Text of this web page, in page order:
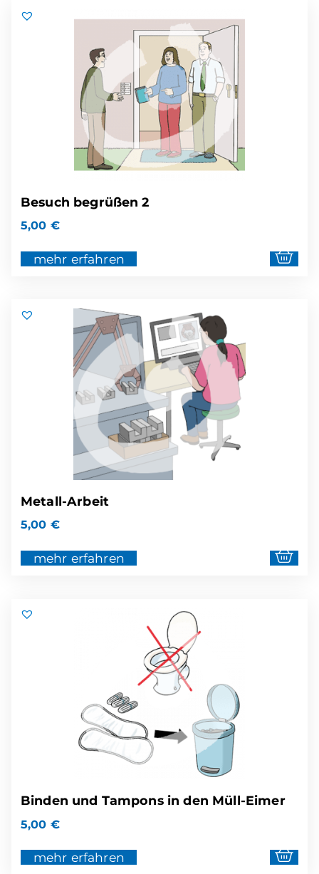
Besuch begrüßen 2
5,00 €
mehr erfahren
Metall-Arbeit
5,00 €
mehr erfahren
Binden und Tampons in den Müll-Eimer
5,00 €
mehr erfahren